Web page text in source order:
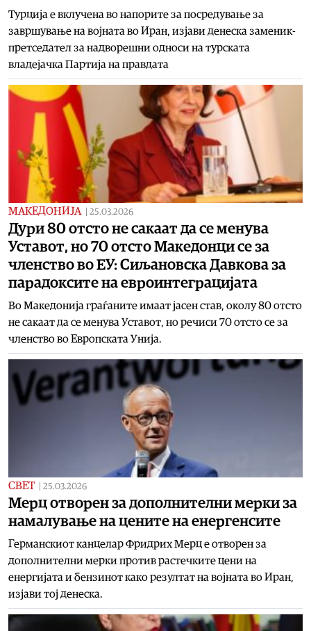
Турција е вклучена во напорите за посредување за
завршување на војната во Иран, изјави денеска заменик-
претседател за надворешни односи на турската
владејачка Партија на правдата
МАКЕДОНИЈА 25.03.2026
Дури 80 отсто не сакаат да се менува
Уставот, но 70 отсто Македонци се за
членство во ЕУ: Сиљановска Давкова за
парадоксите на евроинтеграциjaта
Во Македонија граѓаните имаат јасен став, околу 80 отсто
не сакаат да се менува Уставот, но речиси 70 отсто се за
членство во Европската Унија.
СВЕТ 25.03.2026
Мерц отворен за дополнителни мерки за
намалување на цените на енергенсите
Германскиот канцелар Фридрих Мерц е отворен за
дополнителни мерки против растечките цени на
енергијата и бензинот како резултат на војната во Иран,
изјави тој денеска.